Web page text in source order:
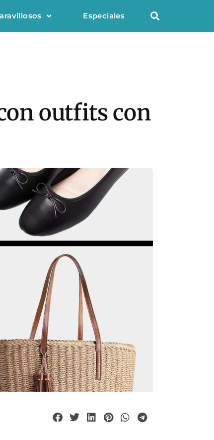
Especiales
outfits con